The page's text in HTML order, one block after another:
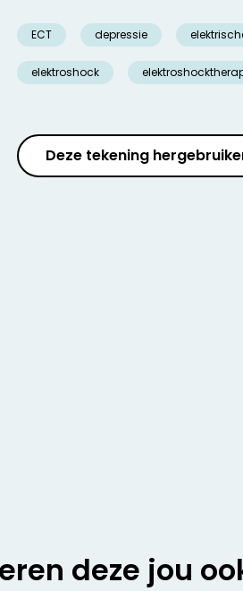
ECT depressie
elektroshock
Deze tekening
deze jou